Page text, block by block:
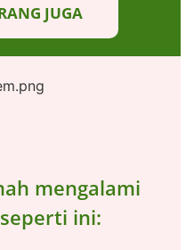
JUGA
mengalami
ini: